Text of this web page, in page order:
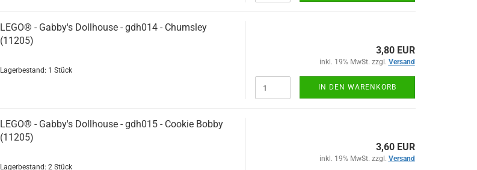
LEGO® - Gabby's Dollhouse - gdh014 - Chumsley
(11205)
Lagerbestand: 1 Stück
3,80 EUR
inkl. 19% MwSt. zzgl. Versand
IN DEN WARENKORB
LEGO® - Gabby's Dollhouse - gdh015 - Cookie Bobby
(11205)
Lagerbestand: 2 Stück
3,60 EUR
inkl. 19% MwSt. zzgl. Versand